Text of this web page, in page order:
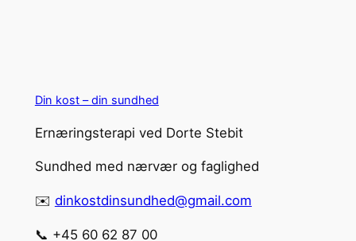
Din kost – din sundhed
Ernæringsterapi ved Dorte Stebit
Sundhed med nærvær og faglighed
✉️ dinkostdinsundhed@gmail.com
📞 +45 60 62 87 00